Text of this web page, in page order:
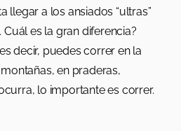
llegar a los ansiados “ultras”
Cuál es la gran diferencia?
decir, puedes correr en la
en praderas,
lo importante es correr.